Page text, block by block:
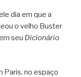
dia em que a
o velho Buster
seu Dicionário
Paris, no espaço